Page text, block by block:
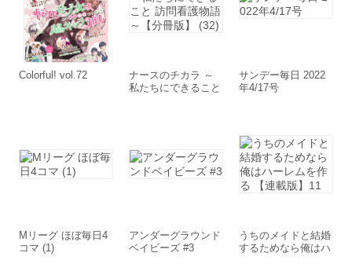
Colorful! vol.72
ナースのチカラ ～
私たちにできること
サンデー毎日 2022
年4/17号
Mリーグ ほぼ毎日4
コマ (1)
アンダーグラウンド
ベイビーズ #3
うちのメイドと結婚
するためなら俺はハ